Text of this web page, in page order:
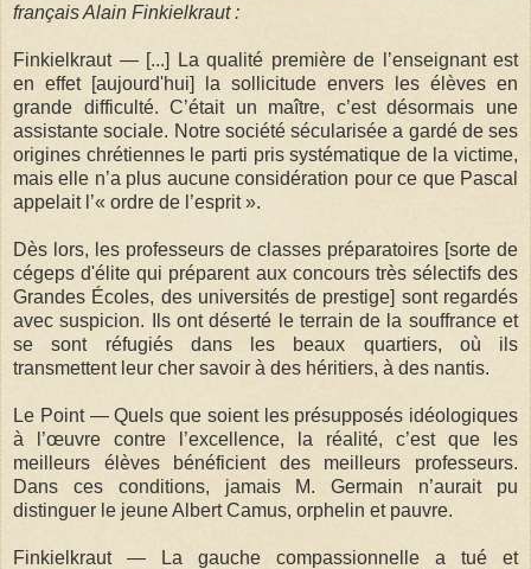
français Alain Finkielkraut :
Finkielkraut — [...] La qualité première de l’enseignant est
en effet [aujourd'hui] la sollicitude envers les élèves en
grande difficulté. C’était un maître, c’est désormais une
assistante sociale. Notre société sécularisée a gardé de ses
origines chrétiennes le parti pris systématique de la victime,
mais elle n’a plus aucune considération pour ce que Pascal
appelait l’« ordre de l’esprit ».
Dès lors, les professeurs de classes préparatoires [sorte de
cégeps d'élite qui préparent aux concours très sélectifs des
Grandes Écoles, des universités de prestige] sont regardés
avec suspicion. Ils ont déserté le terrain de la souffrance et
se sont réfugiés dans les beaux quartiers, où ils
transmettent leur cher savoir à des héritiers, à des nantis.
Le Point — Quels que soient les présupposés idéologiques
à l’œuvre contre l’excellence, la réalité, c’est que les
meilleurs élèves bénéficient des meilleurs professeurs.
Dans ces conditions, jamais M. Germain n’aurait pu
distinguer le jeune Albert Camus, orphelin et pauvre.
Finkielkraut — La gauche compassionnelle a tué et